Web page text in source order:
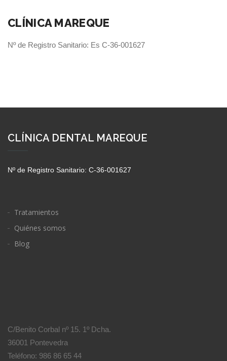
CLÍNICA MAREQUE
Nº de Registro Sanitario: Es C-36-001627
CLÍNICA DENTAL MAREQUE
Nº de Registro Sanitario: C-36-001627
Tratamientos
Quiénes somos
Blog
C/Benito Corbal nº 15. 1º Dcha.
36001 Pontevedra
Teléfono: 986 86 65 44